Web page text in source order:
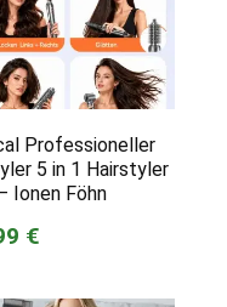
Professioneller
5 in 1 Hairstyler
Ionen Föhn
€